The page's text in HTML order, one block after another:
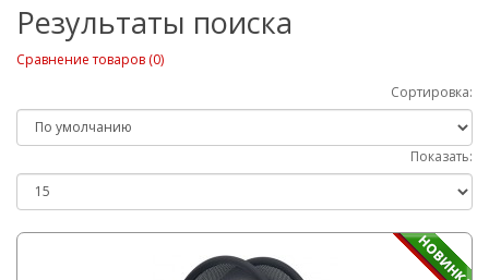
Результаты поиска
Сравнение товаров (0)
Сортировка:
Показать: